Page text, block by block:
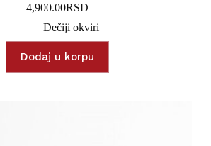
4,900.00RSD
Dečiji okviri
Dodaj u korpu